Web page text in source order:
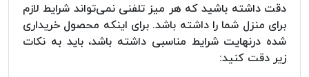
دقت داشته باشید که هر میز تلفنی نمی‌تواند شرایط لازم
برای منزل شما را داشته باشد. برای اینکه محصول خریداری
شده درنهایت شرایط مناسبی داشته باشد، باید به نکات
زیر دقت کنید: